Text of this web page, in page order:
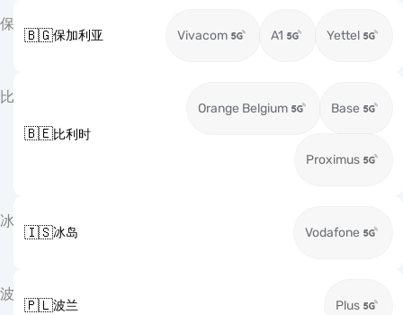
保
🇧🇬保加利亚 Vivacom A1 Yettel
比
🇧🇪比利时
Orange Belgium Base
Proximus
冰
🇮🇸冰岛 Vodafone
波
🇵🇱波兰 Plus